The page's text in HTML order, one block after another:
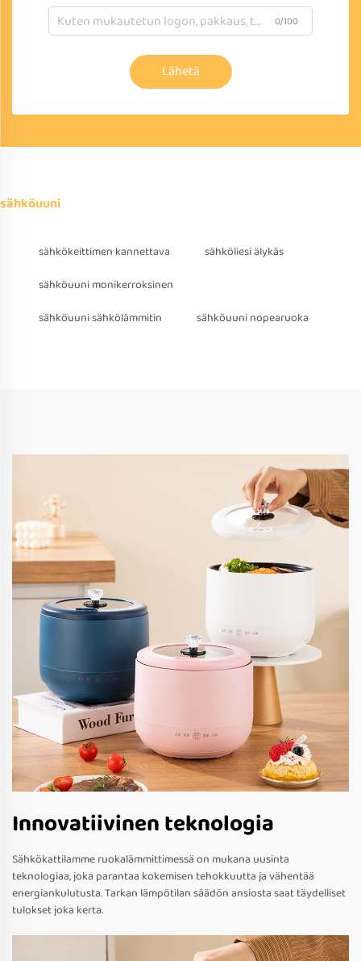
0/100
Lähetä
sähköuuni
sähkökeittimen kannettava
sähköliesi älykäs
sähköuuni monikerroksinen
sähköuuni sähkölämmitin
sähköuuni nopearuoka
Innovatiivinen teknologia
Sähkökattilamme ruokalämmittimessä on mukana uusinta
teknologiaa, joka parantaa kokemisen tehokkuutta ja vähentää
energiankulutusta. Tarkan lämpötilan säädön ansiosta saat täydelliset
tulokset joka kerta.